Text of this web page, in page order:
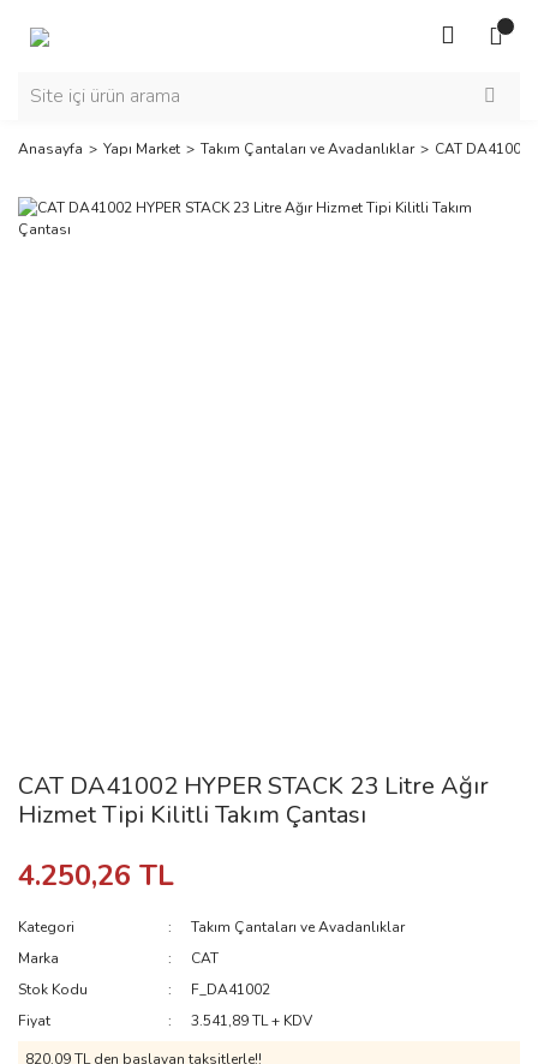
Anasayfa Yapı Market Takım Çantaları ve Avadanlıklar CAT DA41002
CAT DA41002 HYPER STACK 23 Litre Ağır
Hizmet Tipi Kilitli Takım Çantası
4.250,26 TL
Kategori
Takım Çantaları ve Avadanlıklar
Marka
CAT
Stok Kodu
F_DA41002
Fiyat
3.541,89 TL + KDV
820,09 TL den başlayan taksitlerle!!